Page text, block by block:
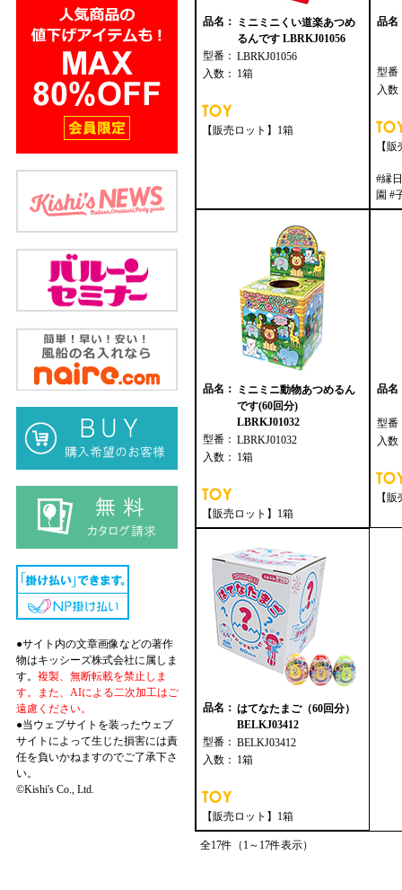
●サイト内の文章画像などの著作
物はキッシーズ株式会社に属しま
す。 複製、無断転載を禁止しま
す。また、AIによる二次加工はご
遠慮ください。
●当ウェブサイトを装ったウェブ
サイトによって生じた損害には責
任を負いかねますのでご了承下さ
い。
©Kishi's Co., Ltd.
品名：
ミニミニくい道楽あつめ
るんです LBRKJ01056
型番： LBRKJ01056
入数： 1箱
【販売ロット】1箱
品名
型番
入数
【
#縁
園 #
品名：
ミニミニ動物あつめるん
です(60回分)
LBRKJ01032
型番： LBRKJ01032
入数： 1箱
【販売ロット】1箱
品名
型番
入数
【
品名： はてなたまご（60回分）
BELKJ03412
型番： BELKJ03412
入数： 1箱
【販売ロット】1箱
全17件（1～17件表示）